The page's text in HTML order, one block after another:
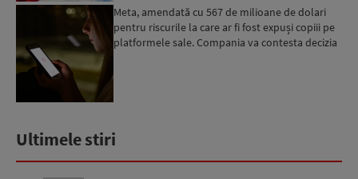
Meta, amendată cu 567 de milioane de dolari
pentru riscurile la care ar fi fost expuși copiii pe
platformele sale. Compania va contesta decizia
Ultimele stiri